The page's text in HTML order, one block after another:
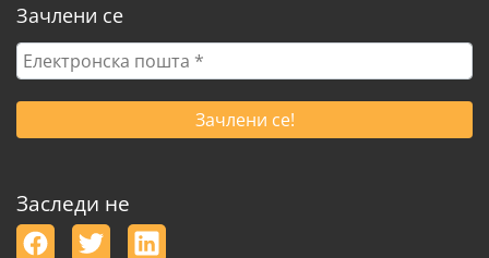
Зачлени се
Електронска
пошта
*
Заследи не